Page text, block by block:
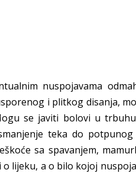
nuspojavama
i plitkog disanja,
se javiti bolovi u
teka do
sa spavanjem,
lijeku, a o bilo kojoj